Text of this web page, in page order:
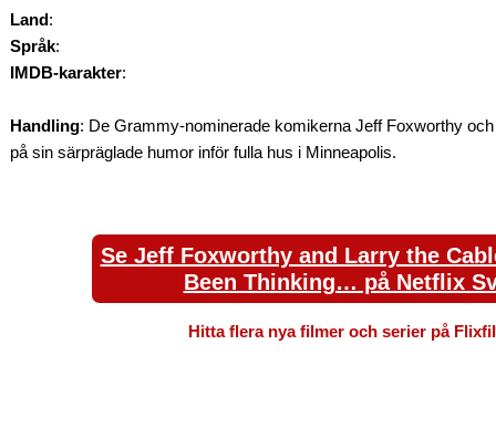
Land:
Språk:
IMDB-karakter:
Handling: De Grammy-nominerade komikerna Jeff Foxworthy
på sin särpräglade humor inför fulla hus i Minneapolis.
Se Jeff Foxworthy and Larry the
Been Thinking… på Netflix
Hitta flera nya filmer och serier på